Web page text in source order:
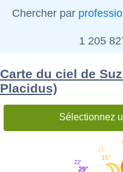
Chercher par
1 205
Carte du ciel de
Placidus)
Sélectionnez
15°
21'
29°
22'